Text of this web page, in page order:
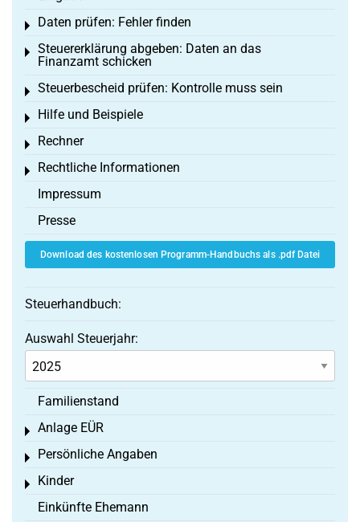
Daten prüfen: Fehler finden
Toggle menu
Steuererklärung abgeben: Daten an das
Finanzamt schicken
Toggle menu
Steuerbescheid prüfen: Kontrolle muss sein
Toggle menu
Hilfe und Beispiele
Toggle menu
Rechner
Toggle menu
Rechtliche Informationen
Toggle menu
Impressum
Presse
Download des kostenlosen Programm-Handbuchs als .pdf Datei
Steuerhandbuch:
Auswahl Steuerjahr:
Familienstand
Anlage EÜR
Toggle menu
Persönliche Angaben
Toggle menu
Kinder
Toggle menu
Einkünfte Ehemann